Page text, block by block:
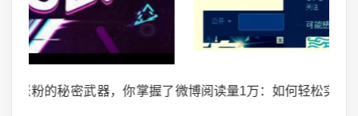
微博阅读量1万：如何轻松实现你的阅读量突破？